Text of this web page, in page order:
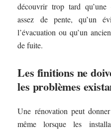
découvrir trop tard qu’une
assez de pente, qu’un
l’évacuation ou qu’un
de fuite.
Les finitions ne
les problèmes
Une rénovation peut
même lorsque les